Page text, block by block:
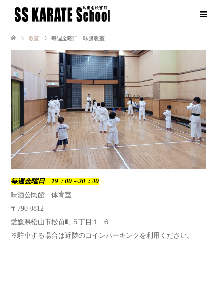
教室 毎週金曜日 味酒教室
毎週金曜日 19：00～20：00
味酒公民館 体育室
〒790-0812
愛媛県松山市松前町５丁目１−６
※駐車する場合は近隣のコインパーキングを利用ください。